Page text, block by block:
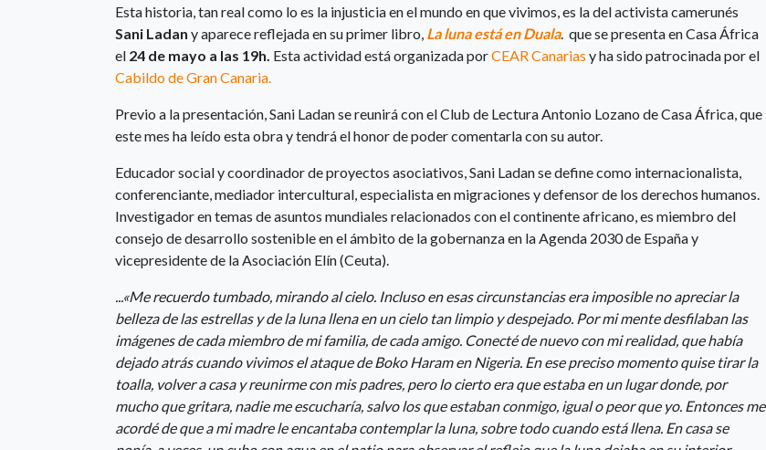
Esta historia, tan real como lo es la injusticia en el mundo en que vivimos, es la del activista camerunés
Sani Ladan y aparece reflejada en su primer libro, La luna está en Duala. que se presenta en Casa África
el 24 de mayo a las 19h. Esta actividad está organizada porCEAR Canarias y ha sido patrocinada por el
Cabildo de Gran Canaria.
Previo a la presentación, Sani Ladan se reunirá con el Club de Lectura Antonio Lozano de Casa África, que
este mes ha leído esta obra y tendrá el honor de poder comentarla con su autor.
Educador social y coordinador de proyectos asociativos, Sani Ladan se define como internacionalista,
conferenciante, mediador intercultural, especialista en migraciones y defensor de los derechos humanos.
Investigador en temas de asuntos mundiales relacionados con el continente africano, es miembro del
consejo de desarrollo sostenible en el ámbito de la gobernanza en la Agenda 2030 de España y
vicepresidente de la Asociación Elín (Ceuta).
...«Me recuerdo tumbado, mirando al cielo. Incluso en esas circunstancias era imposible no apreciar la
belleza de las estrellas y de la luna llena en un cielo tan limpio y despejado. Por mi mente desfilaban las
imágenes de cada miembro de mi familia, de cada amigo. Conecté de nuevo con mi realidad, que había
dejado atrás cuando vivimos el ataque de Boko Haram en Nigeria. En ese preciso momento quise tirar la
toalla, volver a casa y reunirme con mis padres, pero lo cierto era que estaba en un lugar donde, por
mucho que gritara, nadie me escucharía, salvo los que estaban conmigo, igual o peor que yo. Entonces me
acordé de que a mi madre le encantaba contemplar la luna, sobre todo cuando está llena. En casa se